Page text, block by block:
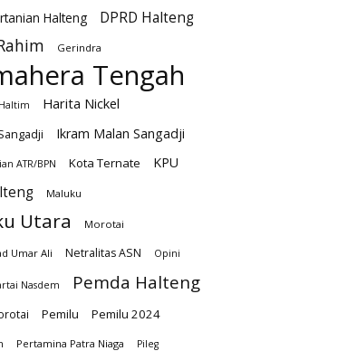
Halteng
DPRD Halteng
Gerindra
Tengah
Haltim Harita Nickel
Ikram Malan Sangadji
ATR/BPN Kota Ternate KPU
Maluku
Utara Morotai
Umar Ali Netralitas ASN Opini
Nasdem Pemda Halteng
Pemilu Pemilu 2024
Pertamina Patra Niaga Pileg